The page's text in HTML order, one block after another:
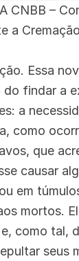
CNBB –
a
Essa
findar a
a
como
que
causar
em
mortos.
como tal,
seus